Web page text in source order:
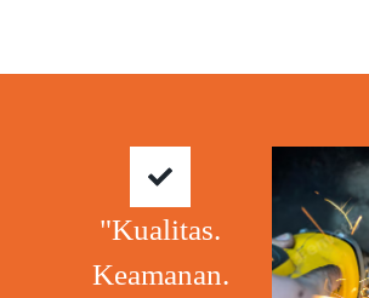
"Kualitas.
Keamanan.